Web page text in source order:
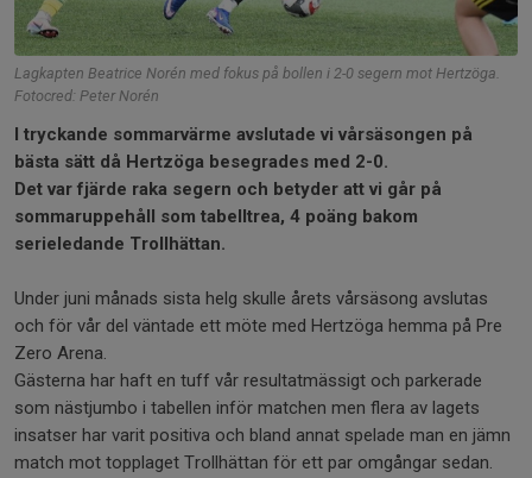
Lagkapten Beatrice Norén med fokus på bollen i 2-0 segern mot Hertzöga.
Fotocred: Peter Norén
I tryckande sommarvärme avslutade vi vårsäsongen på
bästa sätt då Hertzöga besegrades med 2-0.
Det var fjärde raka segern och betyder att vi går på
sommaruppehåll som tabelltrea, 4 poäng bakom
serieledande Trollhättan.
Under juni månads sista helg skulle årets vårsäsong avslutas
och för vår del väntade ett möte med Hertzöga hemma på Pre
Zero Arena.
Gästerna har haft en tuff vår resultatmässigt och parkerade
som nästjumbo i tabellen inför matchen men flera av lagets
insatser har varit positiva och bland annat spelade man en jämn
match mot topplaget Trollhättan för ett par omgångar sedan.